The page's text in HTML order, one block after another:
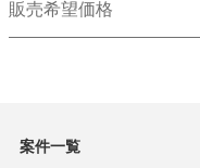
販売希望価格
案件一覧